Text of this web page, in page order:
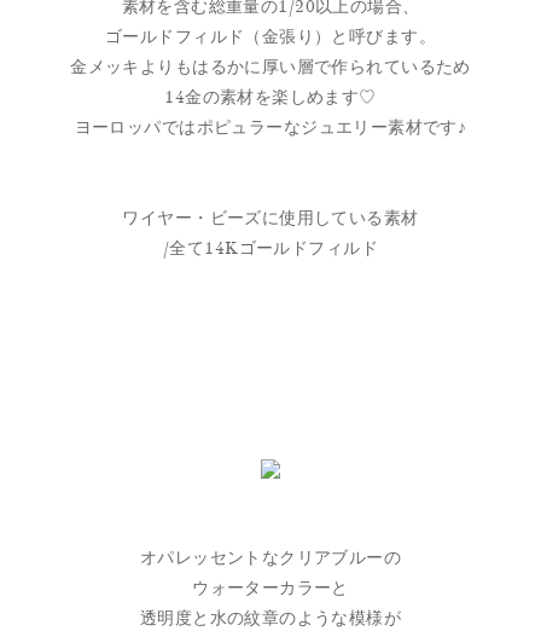
素材を含む総重量の1/20以上の場合、
ゴールドフィルド（金張り）と呼びます。
金メッキよりもはるかに厚い層で作られているため
14金の素材を楽しめます♡
ヨーロッパではポピュラーなジュエリー素材です♪
ワイヤー・ビーズに使用している素材
/全て14Kゴールドフィルド
オパレッセントなクリアブルーの
ウォーターカラーと
透明度と水の紋章のような模様が